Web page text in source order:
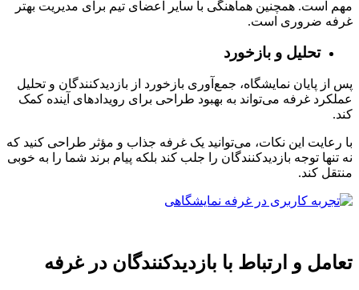
مهم است. همچنین هماهنگی با سایر اعضای تیم برای مدیریت بهتر
غرفه ضروری است.
تحلیل و بازخورد
پس از پایان نمایشگاه، جمع‌آوری بازخورد از بازدیدکنندگان و تحلیل
عملکرد غرفه می‌تواند به بهبود طراحی برای رویدادهای آینده کمک
کند.
با رعایت این نکات، می‌توانید یک غرفه جذاب و مؤثر طراحی کنید که
نه تنها توجه بازدیدکنندگان را جلب کند بلکه پیام برند شما را به خوبی
منتقل کند.
تعامل و ارتباط با بازدیدکنندگان در غرفه